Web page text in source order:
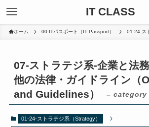
IT CLASS
ホーム 00-ITパスポート（IT Passport） 01-24-ス
07-ストラテジ系-企業と法
他の法律・ガイドライン（
and Guidelines）
– category
01-24-ストラテジ系（Strategy）